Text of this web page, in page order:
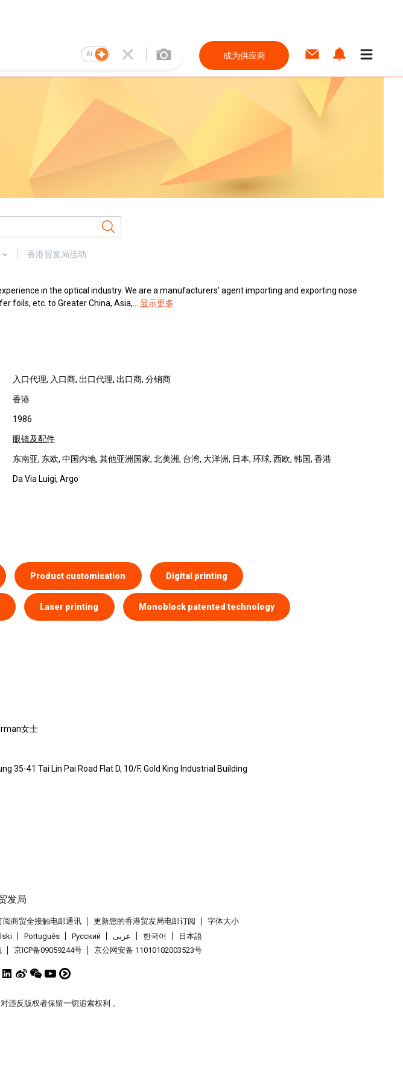
AI 成为供应商
香港贸发局活动
in the optical industry. We are a manufacturers' agent importing and exporting nose
foils, etc. to Greater China, Asia,...
显示更多
入口代理, 入口商, 出口代理, 出口商, 分销商
香港
1986
眼镜及配件
东南亚, 东欧, 中国内地, 其他亚洲国家, 北美洲, 台湾, 大洋洲, 日本, 环球, 西欧, 韩国, 香港
Da Via Luigi, Argo
Product customisation Digital printing
Laser printing Monoblock patented technology
女士
35-41 Tai Lin Pai Road Flat D, 10/F, Gold King Industrial Building
阅商贸全接触电邮通讯 更新您的香港贸发局电邮订阅
字体大小
Português Pусский عربى 한국어
日本語
京ICP备09059244号 京公网安备 11010102003523号
违反版权者保留一切追索权利 。